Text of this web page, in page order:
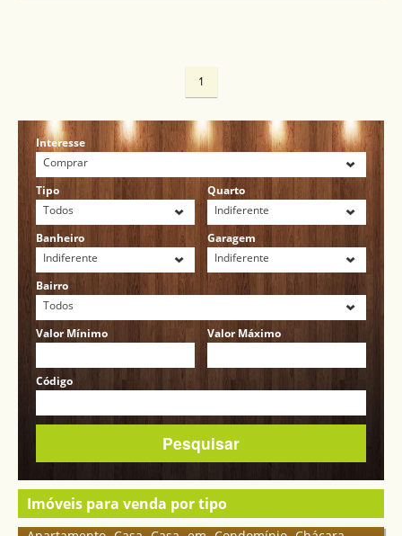
1
Interesse
Comprar
Tipo
Todos
Quarto
Indiferente
Banheiro
Indiferente
Garagem
Indiferente
Bairro
Todos
Valor Mínimo
Valor Máximo
Código
Imóveis para venda por tipo